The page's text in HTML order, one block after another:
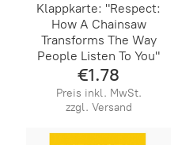
Klappkarte: "Respect:
How A Chainsaw
Transforms The Way
People Listen To You"
€1.78
Preis inkl. MwSt.
zzgl. Versand